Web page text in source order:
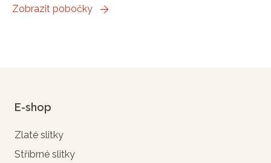
Zobrazit pobočky
E-shop
Zlaté slitky
Stříbrné slitky